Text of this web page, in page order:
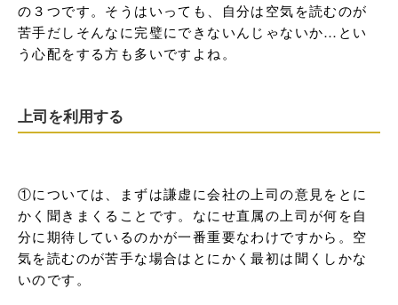
の３つです。そうはいっても、自分は空気を読むのが
苦手だしそんなに完璧にできないんじゃないか…とい
う心配をする方も多いですよね。
上司を利用する
①については、まずは謙虚に会社の上司の意見をとに
かく聞きまくることです。なにせ直属の上司が何を自
分に期待しているのかが一番重要なわけですから。空
気を読むのが苦手な場合はとにかく最初は聞くしかな
いのです。